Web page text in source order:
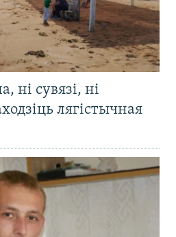
ні сувязі, ні
лягістычная